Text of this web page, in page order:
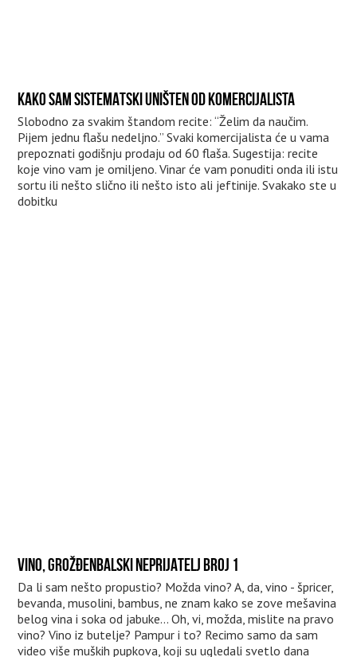
KAKO SAM SISTEMATSKI UNIŠTEN OD KOMERCIJALISTA
Slobodno za svakim štandom recite: “Želim da naučim.
Pijem jednu flašu nedeljno.” Svaki komercijalista će u vama
prepoznati godišnju prodaju od 60 flaša. Sugestija: recite
koje vino vam je omiljeno. Vinar će vam ponuditi onda ili istu
sortu ili nešto slično ili nešto isto ali jeftinije. Svakako ste u
dobitku
VINO, GROŽĐENBALSKI NEPRIJATELJ BROJ 1
Da li sam nešto propustio? Možda vino? A, da, vino - špricer,
bevanda, musolini, bambus, ne znam kako se zove mešavina
belog vina i soka od jabuke... Oh, vi, možda, mislite na pravo
vino? Vino iz butelje? Pampur i to? Recimo samo da sam
video više muških pupkova, koji su ugledali svetlo dana